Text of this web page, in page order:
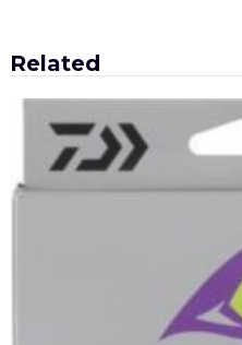
Related